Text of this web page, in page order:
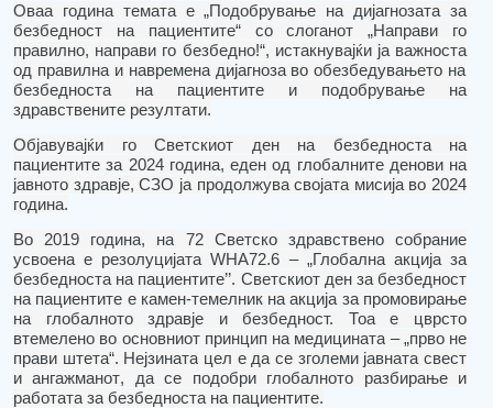
Оваа година темата е „Подобрување на дијагнозата за
безбедност на пациентите“ со слоганот „Направи го
правилно, направи го безбедно!“, истакнувајќи ја важноста
од правилна и навремена дијагноза во обезбедувањето на
безбедноста на пациентите и подобрување на
здравствените резултати.
Објавувајќи го Светскиот ден на безбедноста на
пациентите за 2024 година, еден од глобалните денови на
јавното здравје, СЗО ја продолжува својата мисија во 2024
година.
Во 2019 година, на 72Светско здравствено собрание
усвоена е резолуцијатаWHA72.6 – „Глобална акција за
безбедноста на пациентите’’. Светскиот ден за безбедност
на пациентите е камен-темелник на акција за промовирање
на глобалното здравје и безбедност.
Тоа е цврсто
втемелено во основниот принцип на медицината – „прво не
прави штета“. Нејзината цел е дасе зголеми јавната свест
и ангажманот, дасе подобри глобалното разбирање и
работата за безбедноста на пациентите.